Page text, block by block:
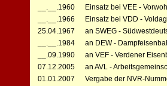
__.__.1960
Einsatz bei VEE -
__.__.1966
Einsatz bei VDD -
25.04.1967
an SWEG -
__.__.1984
an DEW -
__.09.1990
an VEF - Verdener
07.12.2005
an AVL -
01.01.2007
Vergabe der NVR-